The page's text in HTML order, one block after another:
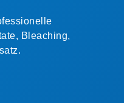
Bleaching,